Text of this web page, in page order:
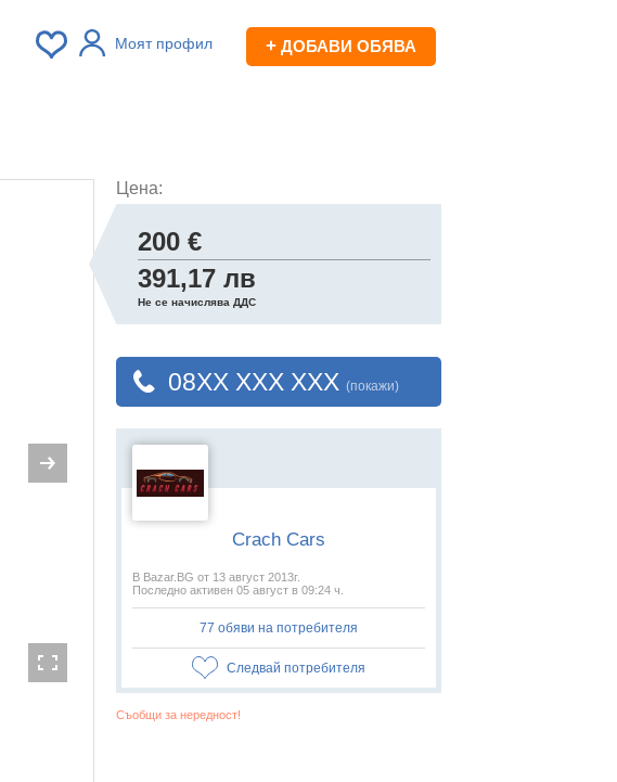
Моят профил + ДОБАВИ ОБЯВА
Цена:
200 €
391,17 лв
Не се начислява ДДС
08XX XXX XXX (покажи)
Crach Cars
В Bazar.BG от 13 август 2013г.
Последно активен 05 август в 09:24 ч.
77 обяви на потребителя
Следвай потребителя
Съобщи за нередност!